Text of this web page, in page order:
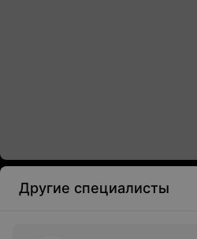
Другие специалисты